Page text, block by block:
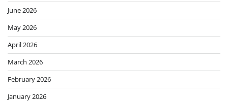
June 2026
May 2026
April 2026
March 2026
February 2026
January 2026